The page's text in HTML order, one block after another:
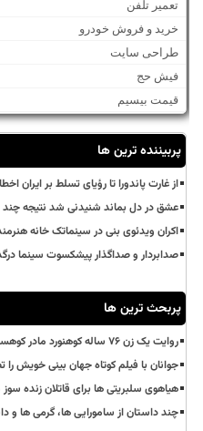
تعمیر تلفن
خرید و فروش خودرو
طراحی سایت
فیش حج
قیمت بیسیم
پربیننده ترین ها
از غارت پاندورا تا رؤیای تسلط بر ایران
عشق در دل بماند شنیدنی شد نتیجه چند
اکران ویدئوی بنی در سینماتک خانه
صدابردار و صداگذار پیشکسوت سینما
پربحث ترین ها
روایت یک زن ۷۶ ساله کوهنورد مادر کوهستان کیست؟
جوانان با فیلم کوتاه جهان بینی خویش
هیاهوی سلبریتی ها برای قاتلان زنده
چند داستان از سامورایی ها، گرمی ها